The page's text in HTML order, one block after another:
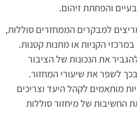
והפחתת זיהום.
למבקרים הממחזרים סוללות,
הקניות או מתנות קטנות.
את הנכונות של הציבור
לשפר את שיעורי המחזור.
מותאמים לקהל היעד וצריכים
החשיבות של מיחזור סוללות